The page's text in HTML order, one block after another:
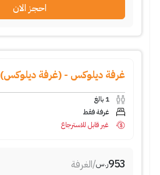
احجز الان
غرفة ديلوكس - (غرفة ديلوكس)
1 بالغ
غرفة فقط
غير قابل للاسترجاع
953ر.س/الغرفة